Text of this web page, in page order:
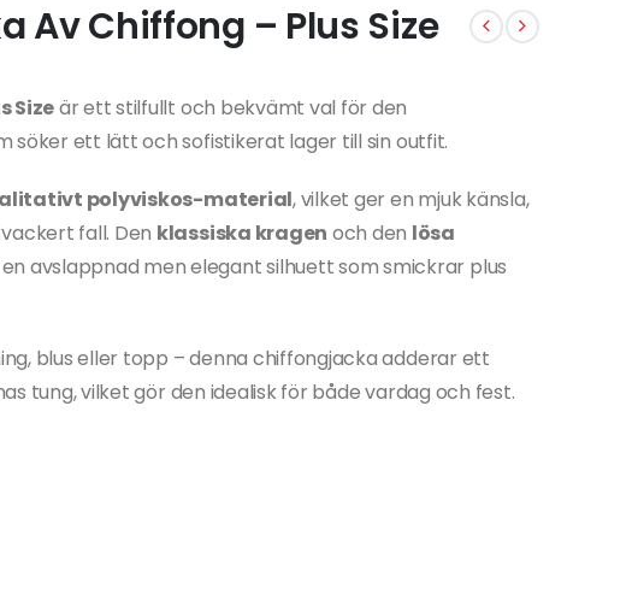
Av Chiffong – Plus Size
Sizeär ett stilfullt och bekvämt val för den
söker ett lätt och sofistikerat lager till sin outfit.
polyviskos-material, vilket ger en mjuk känsla,
fall. Den klassiska kragen och den lösa
avslappnad men elegant silhuett som smickrar plus
blus eller topp – denna chiffongjacka adderar ett
tung, vilket gör den idealisk för både vardag och fest.